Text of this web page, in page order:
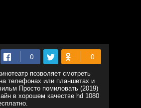
позволяет смотреть
телефонах или планшетах и
Просто помиловать (2019)
в хорошем качестве hd 1080